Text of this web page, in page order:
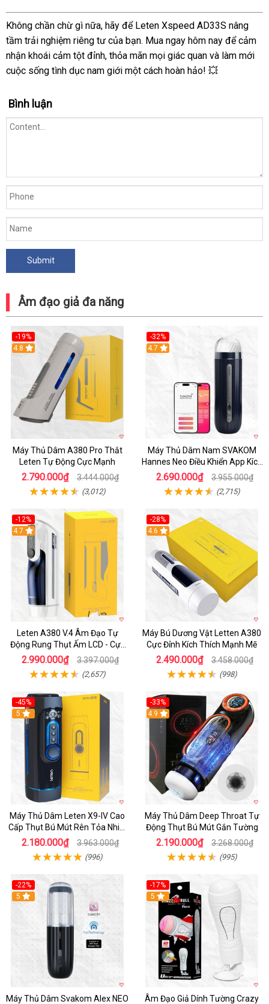
Không chần chừ gì nữa, hãy để Leten Xspeed AD33S nâng
tầm trải nghiệm riêng tư của bạn. Mua ngay hôm nay để cảm
nhận khoái cảm tột đỉnh, thỏa mãn mọi giác quan và làm mới
cuộc sống tình dục nam giới một cách hoàn hảo! 💥
Bình luận
Âm đạo giả đa năng
-19%
Hot
4.8
Máy Thủ Dâm A380 Pro Thắt
Leten Tự Động Cực Mạnh
2.790.000₫ 3.444.000₫
(3,012)
-32%
Hot
4.7
Máy Thủ Dâm Nam SVAKOM
Hannes Neo Điều Khiển App Kích
Thích
2.690.000₫ 3.955.000₫
(2,715)
-12%
Hot
4.7
Leten A380 V.4 Âm Đạo Tự
Động Rung Thụt Ấm LCD - Cực
Phê
2.990.000₫ 3.397.000₫
(2,657)
-28%
Hot
4.6
Máy Bú Dương Vật Letten A380
Cực Đỉnh Kích Thích Mạnh Mẽ
2.490.000₫ 3.458.000₫
(998)
-45%
Hot
5
Máy Thủ Dâm Leten X9-IV Cao
Cấp Thụt Bú Mút Rên Tỏa Nhiệt
Sạc Pin
2.180.000₫ 3.963.000₫
(996)
-33%
Hot
4.9
Máy Thủ Dâm Deep Throat Tự
Động Thụt Bú Mút Gắn Tường
2.190.000₫ 3.268.000₫
(995)
-22%
5
Máy Thủ Dâm Svakom Alex NEO
-17%
5
Âm Đạo Giả Dính Tường Crazy